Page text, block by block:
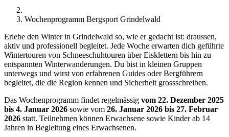
Wochenprogramm Bergsport Grindelwald
Erlebe den Winter in Grindelwald so, wie er gedacht ist: draussen,
aktiv und professionell begleitet. Jede Woche erwarten dich geführte
Wintertouren von Schneeschuhtouren über Eisklettern bis hin zu
entspannten Winterwanderungen. Du bist in kleinen Gruppen
unterwegs und wirst von erfahrenen Guides oder Bergführern
begleitet, die die Region kennen und Sicherheit grossschreiben.
Das Wochenprogramm findet regelmässig vom 22. Dezember 2025
bis 4. Januar 2026 sowie vom 26. Januar 2026 bis 27. Februar
2026 statt. Teilnehmen können Erwachsene sowie Kinder ab 14
Jahren in Begleitung eines Erwachsenen.